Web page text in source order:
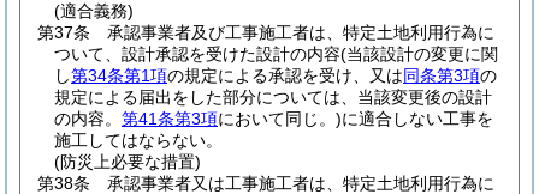
(適合義務)
第37条
承認事業者及び工事施工者は、特定土地利用行為に
ついて、設計承認を受けた設計の内容(当該設計の変更に関
し第34条第1項の規定による承認を受け、又は同条第3項の
規定による届出をした部分については、当該変更後の設計
の内容。 第41条第3項において同じ。)に適合しない工事を
施工してはならない。
(防災上必要な措置)
第38条
承認事業者又は工事施工者は、特定土地利用行為に